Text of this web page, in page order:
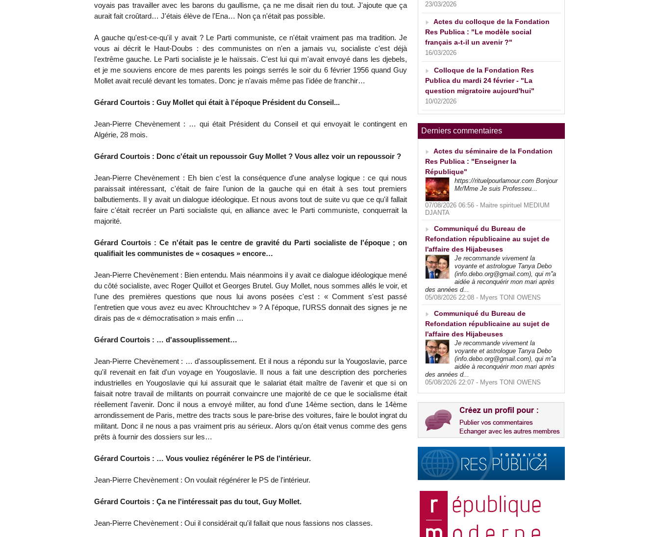
voyais pas travailler avec les barons du gaullisme, ça ne me disait rien du tout. J'ajoute que ça
aurait fait croûtard… J'étais élève de l'Ena… Non ça n'était pas possible.
A gauche qu'est-ce-qu'il y avait ? Le Parti communiste, ce n'était vraiment pas ma tradition. Je
vous ai décrit le Haut-Doubs : des communistes on n'en a jamais vu, socialiste c'est déjà
l'extrême gauche. Le Parti socialiste je le haïssais. C'est lui qui m'avait envoyé dans les djebels,
et je me souviens encore de mes parents les poings serrés le soir du 6 février 1956 quand Guy
Mollet avait reculé devant les tomates. Donc je n'avais même pas l'idée de franchir…
Gérard Courtois : Guy Mollet qui était à l'époque Président du Conseil...
Jean-Pierre Chevènement : … qui était Président du Conseil et qui envoyait le contingent en
Algérie, 28 mois.
Gérard Courtois : Donc c'était un repoussoir Guy Mollet ? Vous allez voir un repoussoir ?
Jean-Pierre Chevènement : Eh bien c'est la conséquence d'une analyse logique : ce qui nous
paraissait intéressant, c'était de faire l'union de la gauche qui en était à ses tout premiers
balbutiements. Il y avait un dialogue idéologique. Et nous avons tout de suite vu que ce qu'il fallait
faire c'était recréer un Parti socialiste qui, en alliance avec le Parti communiste, conquerrait la
majorité.
Gérard Courtois : Ce n'était pas le centre de gravité du Parti socialiste de l'époque ; on
qualifiait les communistes de « cosaques » encore…
Jean-Pierre Chevènement : Bien entendu. Mais néanmoins il y avait ce dialogue idéologique mené
du côté socialiste, avec Roger Quillot et Georges Brutel. Guy Mollet, nous sommes allés le voir, et
l'une des premières questions que nous lui avons posées c'est : « Comment s'est passé
l'entretien que vous avez eu avec Khrouchtchev » ? A l'époque, l'URSS donnait des signes je ne
dirais pas de « démocratisation » mais enfin …
Gérard Courtois : … d'assouplissement…
Jean-Pierre Chevènement : … d'assouplissement. Et il nous a répondu sur la Yougoslavie, parce
qu'il revenait en fait d'un voyage en Yougoslavie. Il nous a fait une description des porcheries
industrielles en Yougoslavie qui lui assurait que le salariat était maître de l'avenir et que si on
faisait notre travail de militants on pourrait convaincre une majorité de ce que le socialisme était
réellement l'avenir. Donc il nous a envoyé militer, au fond d'une 14ème section, dans le 14ème
arrondissement de Paris, mettre des tracts sous le pare-brise des voitures, faire le boulot ingrat du
militant. Donc il ne nous a pas vraiment pris au sérieux. Alors qu'on était venus comme des gens
prêts à fournir des dossiers sur les…
Gérard Courtois : … Vous vouliez régénérer le PS de l'intérieur.
Jean-Pierre Chevènement : On voulait régénérer le PS de l'intérieur.
Gérard Courtois : Ça ne l'intéressait pas du tout, Guy Mollet.
Jean-Pierre Chevènement : Oui il considérait qu'il fallait que nous fassions nos classes.
23/03/2026
Actes du colloque de la Fondation
Res Publica : "Le modèle social
français a-t-il un avenir ?"
16/03/2026
Colloque de la Fondation Res
Publica du mardi 24 février - "La
question migratoire aujourd'hui"
10/02/2026
Derniers commentaires
Actes du séminaire de la Fondation
Res Publica : "Enseigner la
République"
https://rituelpourlamour.com Bonjour
Mr/Mme Je suis Professeu...
07/08/2026 06:56 - Maitre spirituel MEDIUM
DJANTA
Communiqué du Bureau de
Refondation républicaine au sujet de
l'affaire des Hijabeuses
Je recommande vivement la
voyante et astrologue Tanya Debo
(info.debo.org@gmail.com), qui m''a
aidée à reconquérir mon mari après
des années d...
05/08/2026 22:08 - Myers TONI OWENS
Communiqué du Bureau de
Refondation républicaine au sujet de
l'affaire des Hijabeuses
Je recommande vivement la
voyante et astrologue Tanya Debo
(info.debo.org@gmail.com), qui m''a
aidée à reconquérir mon mari après
des années d...
05/08/2026 22:07 - Myers TONI OWENS